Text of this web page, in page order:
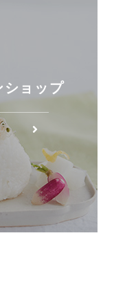
ョップ